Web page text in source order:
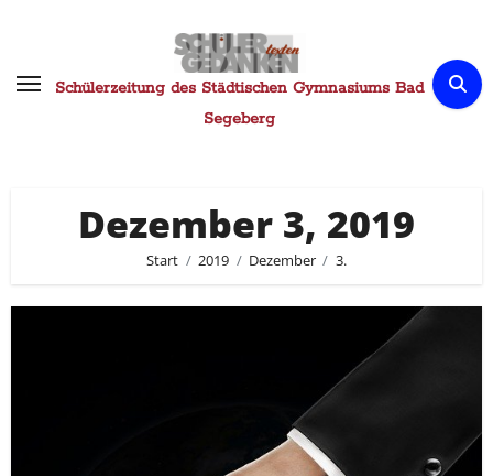
springenSchülerzeitung des Städtischen Gymnasiums Bad
Segeberg
Dezember 3, 2019
Start 2019 Dezember 3.